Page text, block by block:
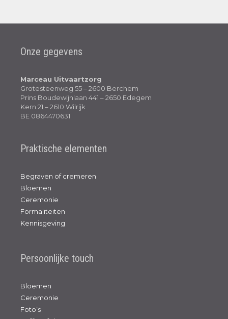
Onze gegevens
Marceau Uitvaartzorg
Grotesteenweg 55 – 2600 Berchem
Prins Boudewijnlaan 441 – 2650 Edegem
Kern 21 – 2610 Wilrijk
BE 0864470631
Praktische elementen
Begraven of cremeren
Bloemen
Ceremonie
Formaliteiten
Kennisgeving
Persoonlijke touch
Bloemen
Ceremonie
Foto’s